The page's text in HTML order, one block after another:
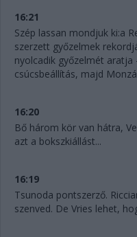
16:21
Szép lassan mondjuk ki:a
szerzett győzelmek
nyolcadik győzelmét
csúcsbeállítás, majd
16:20
Bő három kör van hátra,
azt a bokszkiállást...
16:19
Tsunoda pontszerző.
szenved. De Vries lehet,